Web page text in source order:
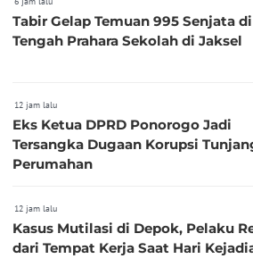
Tabir Gelap Temuan 995 Senjata di
Tengah Prahara Sekolah di Jaksel
12 jam lalu
Eks Ketua DPRD Ponorogo Jadi
Tersangka Dugaan Korupsi
Perumahan
12 jam lalu
Kasus Mutilasi di Depok, Pelaku
dari Tempat Kerja Saat Hari